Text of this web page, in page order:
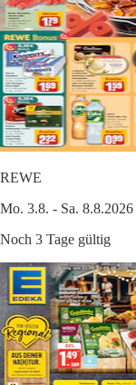
REWE
Mo. 3.8. - Sa. 8.8.2026
Noch 3 Tage gültig